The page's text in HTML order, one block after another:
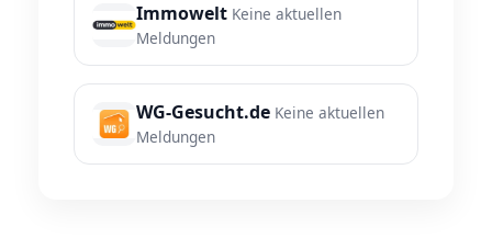
Immowelt Keine aktuellen
Meldungen
WG-Gesucht.de Keine aktuellen
Meldungen